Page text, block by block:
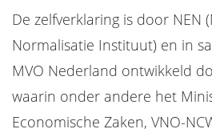
De zelfverklaring is door NEN
Normalisatie Instituut) en in
MVO Nederland ontwikkeld
waarin onder andere het
Economische Zaken, VNO-